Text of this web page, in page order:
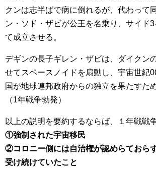
クンは志半ばで病に倒れるが、代わって
ン・ソド・ザビが公王を名乗り、サイド
て成立させる。
デギンの長子ギレン・ザビは、ダイクン
せてスペースノイドを扇動し、宇宙世紀
国が地球連邦政府からの独立を果たすた
（1年戦争勃発）
以上の説明を要約するならば、１年戦戦
①強制された宇宙移民
②コロニー側には自治権が認めらておら
受け続けていたこと